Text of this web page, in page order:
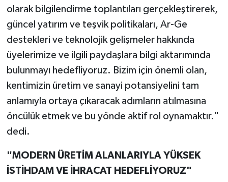
olarak bilgilendirme toplantıları gerçekleştirerek,
güncel yatırım ve teşvik politikaları, Ar-Ge
destekleri ve teknolojik gelişmeler hakkında
üyelerimize ve ilgili paydaşlara bilgi aktarımında
bulunmayı hedefliyoruz. Bizim için önemli olan,
kentimizin üretim ve sanayi potansiyelini tam
anlamıyla ortaya çıkaracak adımların atılmasına
öncülük etmek ve bu yönde aktif rol oynamaktır."
dedi.
"MODERN ÜRETİM ALANLARIYLA YÜKSEK
İSTİHDAM VE İHRACAT HEDEFLİYORUZ"